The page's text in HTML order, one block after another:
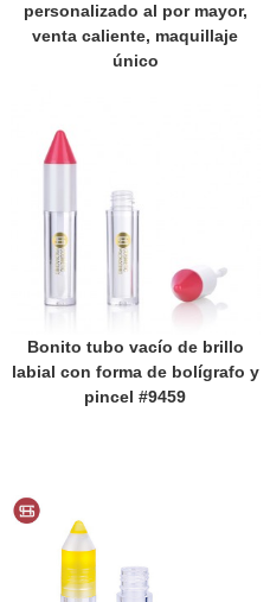
personalizado al por mayor,
venta caliente, maquillaje
único
Bonito tubo vacío de brillo
labial con forma de bolígrafo y
pincel #9459